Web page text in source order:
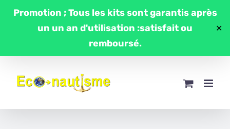
PasserPromotion ; Tous les kits sont garantis après
un un an d'utilisation :satisfait ou
remboursé.
✕